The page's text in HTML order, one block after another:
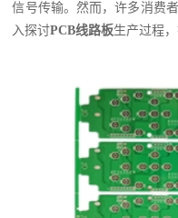
信号传输。然而，许多消费
入探讨PCB线路板生产过程